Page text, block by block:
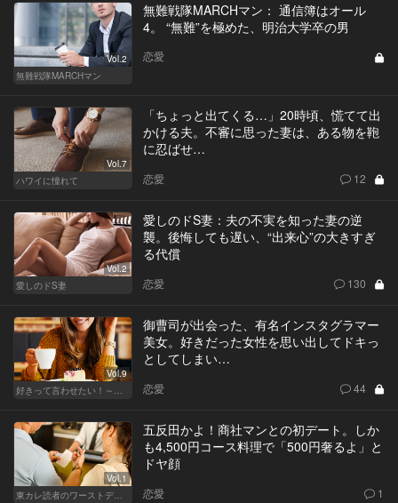
Vol.2
無難戦隊MARCHマン
無難戦隊MARCHマン： 通信簿はオール
4。 “無難”を極めた、明治大学卒の男
恋愛
Vol.7
ハワイに憧れて
「ちょっと出てくる…」20時頃、慌てて出
かける夫。不審に思った妻は、ある物を鞄
に忍ばせ…
恋愛 12
Vol.2
愛しのドS妻
愛しのドS妻：夫の不実を知った妻の逆
襲。後悔しても遅い、“出来心”の大きすぎ
る代償
恋愛 130
Vol.9
好きって言わせたい！～正反対のふたり～
御曹司が出会った、有名インスタグラマー
美女。好きだった女性を思い出してドキっ
としてしまい…
恋愛 44
Vol.1
東カレ読者のワーストデート
五反田かよ！商社マンとの初デート。しか
も4,500円コース料理で「500円奢るよ」と
ドヤ顔
恋愛 1